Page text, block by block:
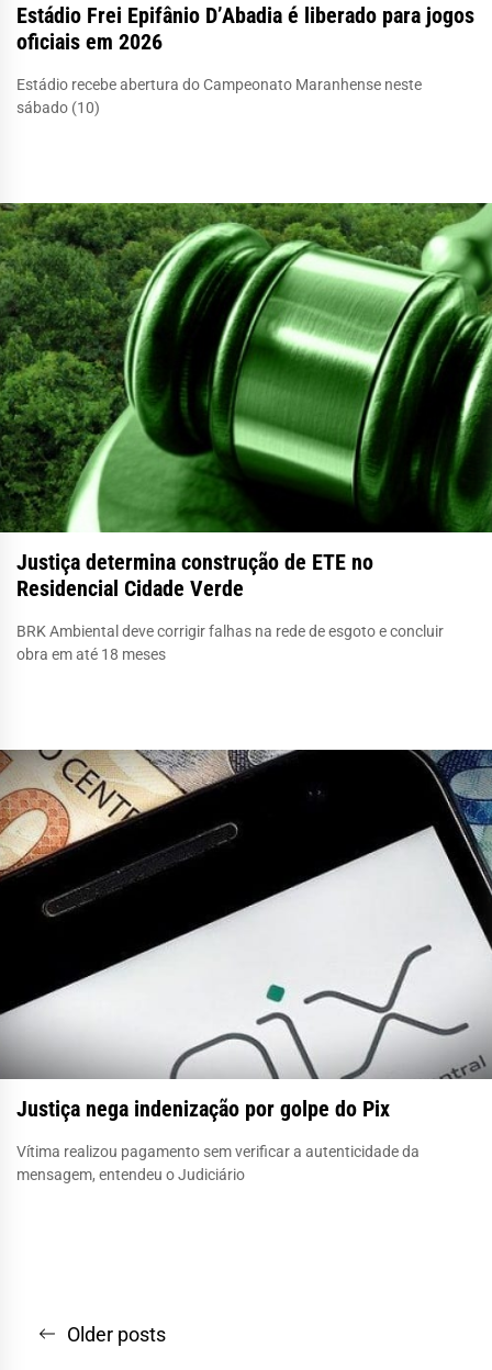
Estádio Frei Epifânio D’Abadia é liberado para jogos
oficiais em 2026
Estádio recebe abertura do Campeonato Maranhense neste
sábado (10)
Justiça determina construção de ETE no
Residencial Cidade Verde
BRK Ambiental deve corrigir falhas na rede de esgoto e concluir
obra em até 18 meses
Justiça nega indenização por golpe do Pix
Vítima realizou pagamento sem verificar a autenticidade da
mensagem, entendeu o Judiciário
Navegação
Older posts